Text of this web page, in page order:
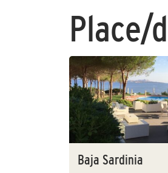
Place/
Baja Sardinia